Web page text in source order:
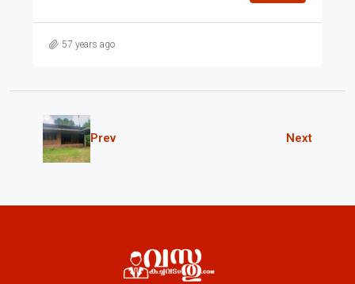
57 years ago
Prev Next